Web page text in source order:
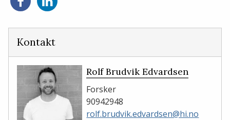
på på
Kontakt
Rolf Brudvik Edvardsen
Forsker
90942948
rolf.brudvik.edvardsen@hi.no